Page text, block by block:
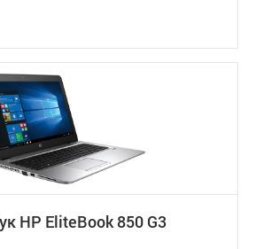
HP EliteBook 850 G3